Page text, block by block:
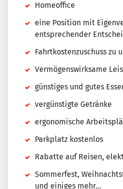
Homeoffice
eine Position mit
entsprechender
Fahrtkostenzuschuss zu
Vermögenswirksame
günstiges und gutes
vergünstigte Getränke
ergonomische
Parkplatz kostenlos
Rabatte auf Reisen,
Sommerfest,
und einiges mehr…